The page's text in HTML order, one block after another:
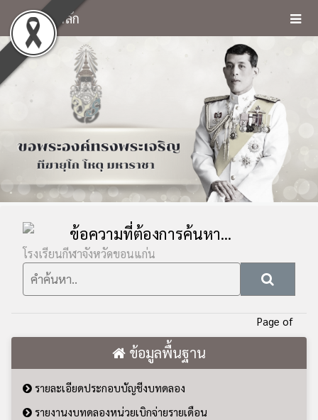
หน้าหลัก
ข้อความที่ต้องการค้นหา...
โรงเรียนกีฬาจังหวัดขอนแก่น
Page of
ข้อมูลพื้นฐาน
รายละเอียดประกอบบัญชีงบทดลอง
รายงานงบทดลองหน่วยเบิกจ่ายรายเดือน